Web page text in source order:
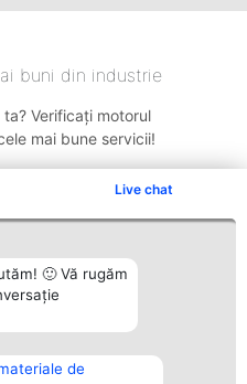
Live chat
🙂 Vă rugăm
de
buni din industrie
Verificați motorul
mai bune servicii!
Contact